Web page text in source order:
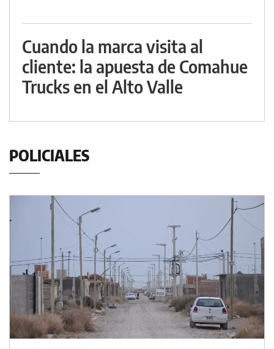
Cuando la marca visita al
cliente: la apuesta de Comahue
Trucks en el Alto Valle
POLICIALES